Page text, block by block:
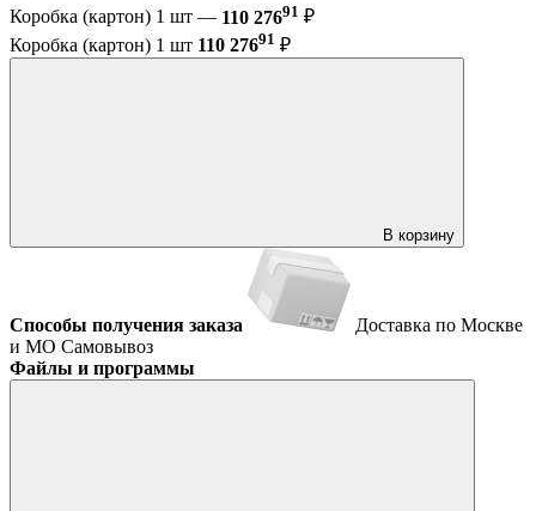
Коробка (картон) 1 шт — 110 27691 ₽
Коробка (картон) 1 шт 110 27691 ₽
В корзину
Способы получения заказа
Доставка по Москве
и МО Самовывоз
Файлы и программы